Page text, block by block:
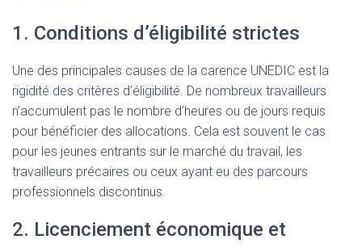
1. Conditions d’éligibilité strictes
Une des principales causes de la carence UNEDIC est la
rigidité des critères d’éligibilité. De nombreux travailleurs
n’accumulent pas le nombre d’heures ou de jours requis
pour bénéficier des allocations. Cela est souvent le cas
pour les jeunes entrants sur le marché du travail, les
travailleurs précaires ou ceux ayant eu des parcours
professionnels discontinus.
2. Licenciement économique et